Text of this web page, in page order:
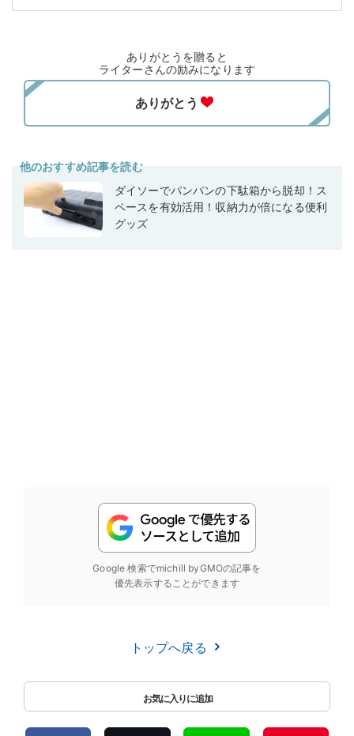
ありがとうを贈ると
ライターさんの励みになります
他のおすすめ記事を読む
ダイソーでパンパンの下駄箱から脱却！ス
ペースを有効活用！収納力が倍になる便利
グッズ
Google 検索でmichill byGMOの記事を
優先表示することができます
トップへ戻る